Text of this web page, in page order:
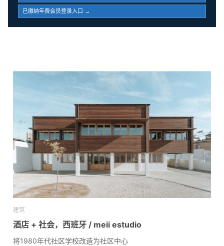
已缴纳年费会员登录入口 →
建筑
酒店 + 社会，西班牙 / meii estudio
将1980年代社区学校改造为社区中心